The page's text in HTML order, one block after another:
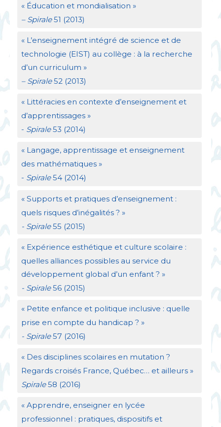
« Éducation et mondialisation »
– Spirale51 (2013)
« L’enseignement intégré de science et de
technologie (EIST) au collège : à la recherche
d’un curriculum »
– Spirale52 (2013)
« Littéracies en contexte d’enseignement et
d’apprentissages »
- Spirale53 (2014)
« Langage, apprentissage et enseignement
des mathématiques »
- Spirale54 (2014)
« Supports et pratiques d’enseignement :
quels risques d’inégalités ? »
- Spirale55 (2015)
« Expérience esthétique et culture scolaire :
quelles alliances possibles au service du
développement global d’un enfant ? »
- Spirale56 (2015)
« Petite enfance et politique inclusive : quelle
prise en compte du handicap ? »
- Spirale57 (2016)
« Des disciplines scolaires en mutation ?
Regards croisés France, Québec… et ailleurs »
Spirale58 (2016)
« Apprendre, enseigner en lycée
professionnel : pratiques, dispositifs et